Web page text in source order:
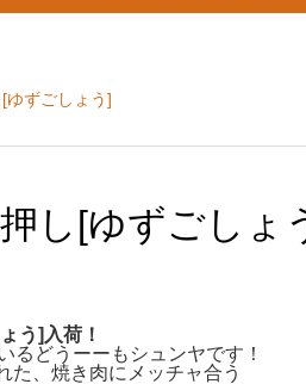
ゆずごしょう]
し[ゆずごしょ
う]入荷！
るどうーーもシュンヤです！
た、焼き肉にメッチャ合う